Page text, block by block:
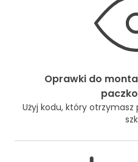
Oprawki do
Użyj kodu, który otrzymasz